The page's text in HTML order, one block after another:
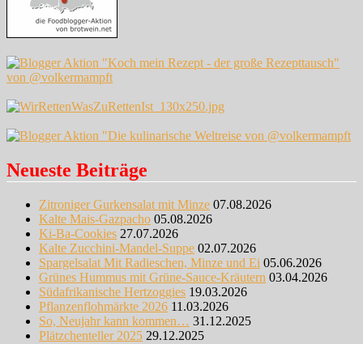
Neueste Beiträge
Zitroniger Gurkensalat mit Minze 07.08.2026
Kalte Mais-Gazpacho 05.08.2026
Ki-Ba-Cookies 27.07.2026
Kalte Zucchini-Mandel-Suppe 02.07.2026
Spargelsalat Mit Radieschen, Minze und Ei 05.06.2026
Grünes Hummus mit Grüne-Sauce-Kräutern 03.04.2026
Südafrikanische Hertzoggies 19.03.2026
Pflanzenflohmärkte 2026 11.03.2026
So, Neujahr kann kommen… 31.12.2025
Plätzchenteller 2025 29.12.2025